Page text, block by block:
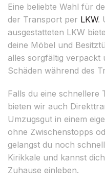
Eine beliebte Wahl für
der Transport per LKW.
ausgestatteten LKW
deine Möbel und
alles sorgfältig verpackt
Schäden während des
Falls du eine schnellere
bieten wir auch
Umzugsgut in einem
ohne Zwischenstopps
gelangst du noch
Kirikkale und kannst
Zuhause einleben.